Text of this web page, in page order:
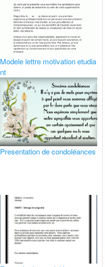
Modele lettre motivation etudia
nt
Presentation de condoléances